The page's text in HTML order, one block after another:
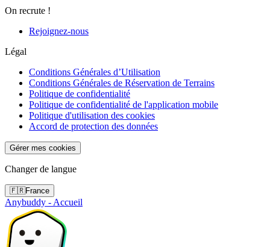
On recrute !
Rejoignez-nous
Légal
Conditions Générales d’Utilisation
Conditions Générales de Réservation de Terrains
Politique de confidentialité
Politique de confidentialité de l'application mobile
Politique d'utilisation des cookies
Accord de protection des données
Gérer mes cookies
Changer de langue
🇫🇷France
Anybuddy - Accueil